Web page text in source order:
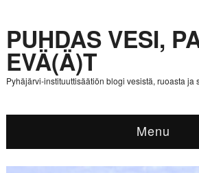
PUHDAS VESI,
EVÄ(Ä)T
Pyhäjärvi-instituuttisäätiön blogi vesistä, ruoasta ja
Menu